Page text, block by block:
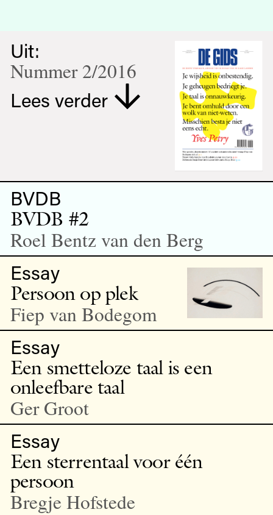
Uit:
Nummer 2/2016
Lees verder
BVDB
BVDB #2
Roel Bentz van den Berg
Essay
Persoon op plek
Fiep van Bodegom
Essay
Een smetteloze taal is een
onleefbare taal
Ger Groot
Essay
Een sterrentaal voor één
persoon
Bregje Hofstede